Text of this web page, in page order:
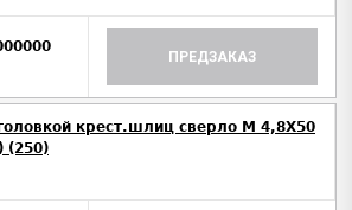
ПРЕДЗАКАЗ
крест.шлиц сверло М 4,8Х50
(250)